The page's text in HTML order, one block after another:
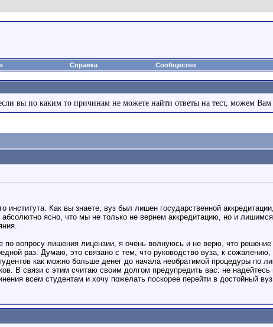
Справка Сообщество
вы по каким то причинам не можете найти ответы на тест, можем Вам
института. Как вы знаете, вуз был лишен государственной
ясно, что мы не только не вернем аккредитацию, но и
по вопросу лишения лицензии, я очень волнуюсь и не верю, что
раз. Думаю, это связано с тем, что руководство вуза, к
как можно больше денег до начала необратимой процедуры по
В связи с этим считаю своим долгом предупредить вас: не
всем студентам и хочу пожелать поскорее перейти в достойный